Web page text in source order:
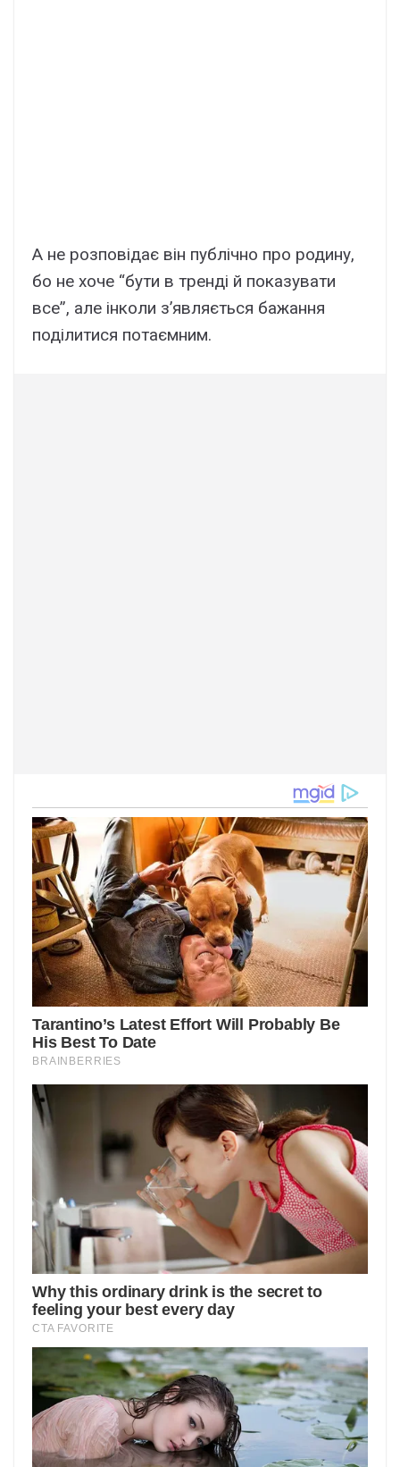
А не розповідає він публічно про родину,
бо не хоче “бути в тренді й показувати
все”, але інколи з’являється бажання
поділитися потаємним.